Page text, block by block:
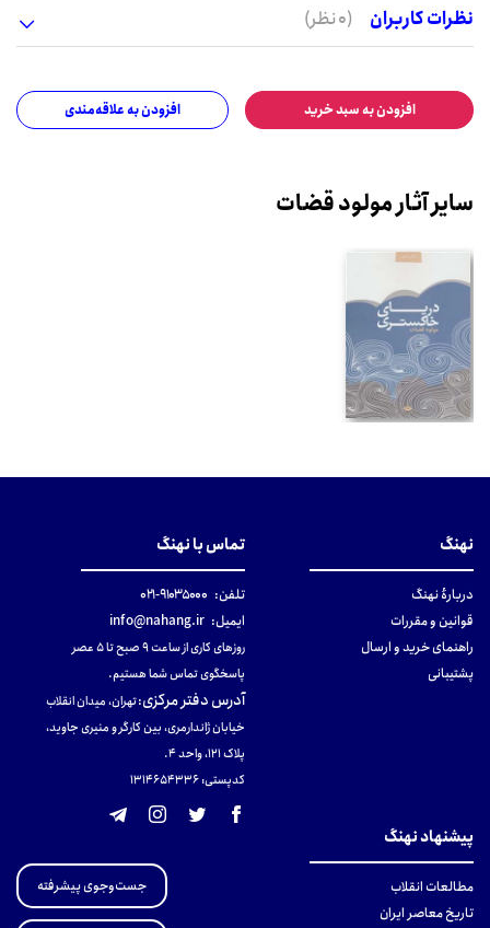
نظرات کاربران
(0 نظر)
افزودن به سبد خرید افزودن به علاقه‌مندی
سایر آثار مولود قضات
نهنگ
دربارهٔ نهنگ
قوانین و مقررات
راهنمای خرید و ارسال
پشتیبانی
تماس با نهنگ
تلفن: ۹۱۰۳۵۰۰۰-۰۲۱
ایمیل: info@nahang.ir
روزهای کاری از ساعت ۹ صبح تا ۵ عصر
پاسخگوی تماس شما هستیم.
آدرس دفتر مرکزی:تهران، میدان انقلاب
خیابان ژاندارمری، بین کارگر و منیری جاوید،
پلاک 121، واحد ۴.
کدپستی: 131465433۶
پیشنهاد نهنگ
مطالعات انقلاب
تاریخ معاصر ایران
جست‌وجوی پیشرفته